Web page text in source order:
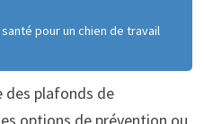
pour un chien de travail
des plafonds de
options de prévention ou